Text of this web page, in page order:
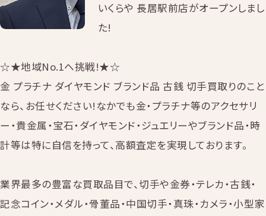
いくらや 長居駅前店がオープンしまし
た!
☆★地域No.1へ挑戦!★☆
金 プラチナ ダイヤモンド ブランド品 古銭 切手買取りのこと
なら、お任せください!なかでも金・プラチナ等のアクセサリ
ー・貴金属・宝石・ダイヤモンド・ジュエリーやブランド品・時
計等は特に自信を持って、高額査定を実現しております。
業界最多の豊富な買取品目で、切手や金券・テレカ・古銭・
記念コイン・メダル・骨董品・中国切手・真珠・カメラ・小型家